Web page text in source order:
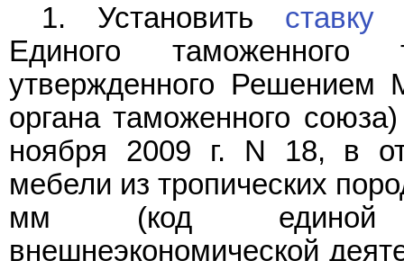
1. Установить ставку
Единого таможенного
утвержденного Решением
органа таможенного
ноября 2009 г. N 18, в
мебели из тропических
мм (код единой
внешнеэкономической